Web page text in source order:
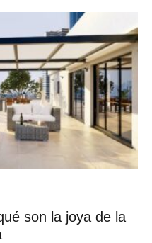
son la joya de la